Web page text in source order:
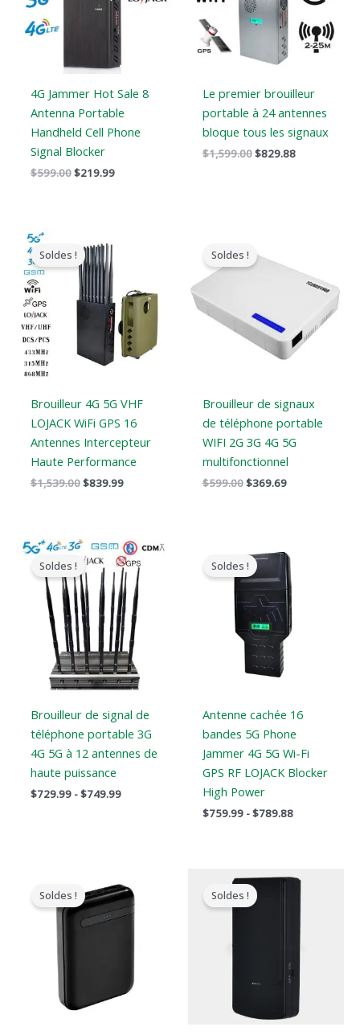
4G Jammer Hot Sale 8
Antenna Portable
Handheld Cell Phone
Signal Blocker
$599.00$219.99
Le premier brouilleur
portable à 24 antennes
bloque tous les signaux
$1,599.00$829.88
Soldes !
Brouilleur 4G 5G VHF
LOJACK WiFi GPS 16
Antennes Intercepteur
Haute Performance
$1,539.00
prix
original
était
:
$1,539.00.
$839.99
$839.99.
Soldes !
Brouilleur de signaux
de téléphone portable
WIFI 2G 3G 4G 5G
multifonctionnel
$599.00
original
$369.69
est
Soldes !
Brouilleur de signal de
téléphone portable 3G
4G 5G à 12 antennes de
haute puissance
$729.99 -$749.99
Gamme
de
prix
:
$729.99
à
$749.99
Soldes !
Antenne cachée 16
bandes 5G Phone
Jammer 4G 5G Wi-Fi
GPS RF LOJACK Blocker
High Power
$759.99 -$789.88
$789.88
Soldes !
prix
original
était
prix
actuel
est
Soldes !
Le
prix
original
Le
$99.66.